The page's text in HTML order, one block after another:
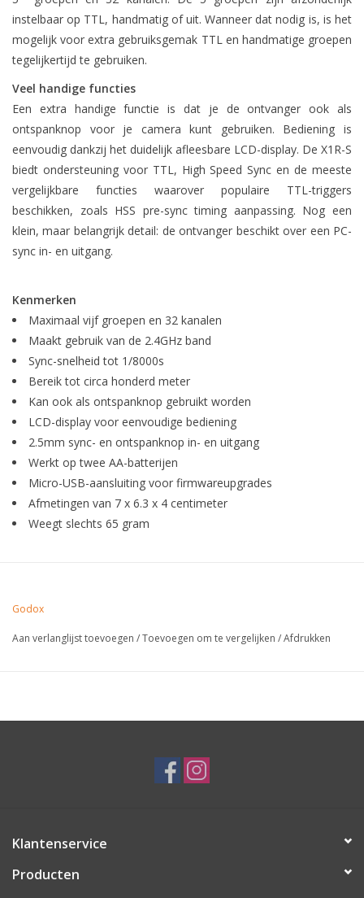
instelbaar op TTL, handmatig of uit. Wanneer dat nodig is, is het
mogelijk voor extra gebruiksgemak TTL en handmatige groepen
tegelijkertijd te gebruiken.
Veel handige functies
Een extra handige functie is dat je de ontvanger ook als
ontspanknop voor je camera kunt gebruiken. Bediening is
eenvoudig dankzij het duidelijk afleesbare LCD-display. De X1R-S
biedt ondersteuning voor TTL, High Speed Sync en de meeste
vergelijkbare functies waarover populaire TTL-triggers
beschikken, zoals HSS pre-sync timing aanpassing. Nog een
klein, maar belangrijk detail: de ontvanger beschikt over een PC-
sync in- en uitgang.
Kenmerken
Maximaal vijf groepen en 32 kanalen
Maakt gebruik van de 2.4GHz band
Sync-snelheid tot 1/8000s
Bereik tot circa honderd meter
Kan ook als ontspanknop gebruikt worden
LCD-display voor eenvoudige bediening
2.5mm sync- en ontspanknop in- en uitgang
Werkt op twee AA-batterijen
Micro-USB-aansluiting voor firmwareupgrades
Afmetingen van 7 x 6.3 x 4 centimeter
Weegt slechts 65 gram
Godox
Aan verlanglijst toevoegen /Toevoegen om te vergelijken /Afdrukken
Klantenservice
Producten